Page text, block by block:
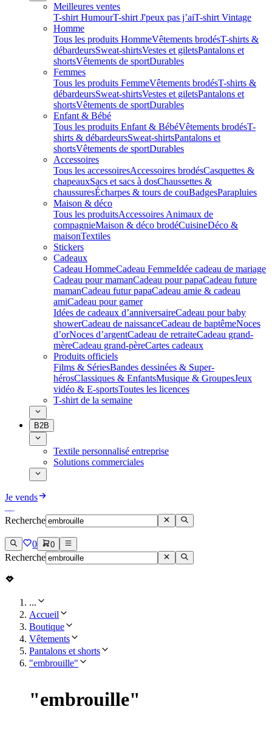
Meilleures ventes
T-shirt HumourT-shirt J'peux pas j’aiT-shirt Vintage
Homme
Tous les produits HommeVêtements brodésT-shirts &
débardeursSweat-shirtsVestes et giletsPantalons et
shortsVêtements de sportDurables
Femmes
Tous les produits FemmeVêtements brodésT-shirts &
débardeursSweat-shirtsVestes et giletsPantalons et
shortsVêtements de sportDurables
Enfant & Bébé
Tous les produits Enfant & BébéVêtements brodésT-
shirts & débardeursSweat-shirtsPantalons et
shortsVêtements de sportDurables
Accessoires
Tous les accessoiresAccessoires brodésCasquettes &
chapeauxSacs et sacs à dosChaussettes &
chaussuresÉcharpes & tours de couBadgesParapluies
Maison & déco
Tous les produitsAccessoires Animaux de
compagnieMaison & déco brodéCuisineDéco &
maisonTextiles
Stickers
Cadeaux
Cadeau HommeCadeau FemmeIdée cadeau de mariage​
Cadeau pour mamanCadeau pour papaCadeau future
mamanCadeau futur papaCadeau amie & cadeau
amiCadeau pour gamer
Idées de cadeaux d’anniversaireCadeau pour baby
showerCadeau de naissanceCadeau de baptêmeNoces
d’orNoces d’argentCadeau de retraiteCadeau grand-
mèreCadeau grand-pèreCartes cadeaux
Produits officiels
Films & SériesBandes dessinées & Super-
hérosClassiques & EnfantsMusique & GroupesJeux
vidéo & E-sportsToutes les licences
T-shirt de la semaine
B2B
Textile personnalisé entreprise
Solutions commerciales
Je vends
Recherche
0 0
Recherche
...
Accueil
Boutique
Vêtements
Pantalons et shorts
"embrouille"
"embrouille"